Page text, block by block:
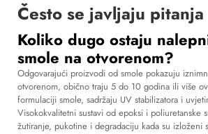
Često se javljaju pitanja
Koliko dugo ostaju
smole na otvorenom?
Odgovarajući proizvodi od smole pokazuju
otvorenom, obično traju 5 do 10 godina ili više
formulaciji smole, sadržaju UV stabilizatora i
Visokokvalitetni sustavi od epoksi i poliuretanske
žutiranje, pukotine i degradaciju kada su izloženi